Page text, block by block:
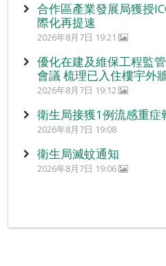
合作區產業發展局獲授
際化再提速
2026年8月7日 19:21
優化在建及維保工程監
會議 梳理已入住樓宇外
2026年8月7日 19:12
衛生局接獲1例流感重症
2026年8月7日 19:08
衛生局滅蚊通知
2026年8月7日 19:06